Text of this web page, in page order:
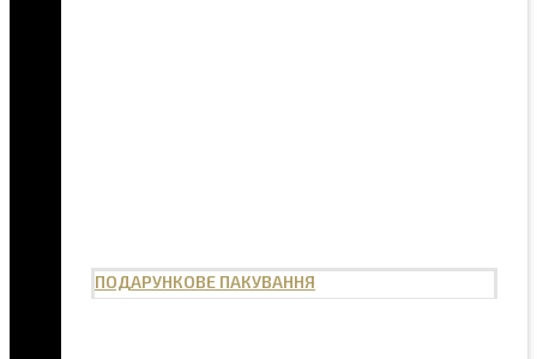
ПОДАРУНКОВЕ ПАКУВАННЯ